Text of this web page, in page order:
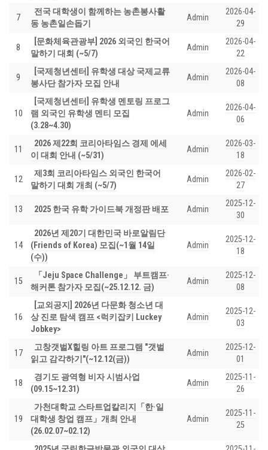
7
전국 대학생이 함께하는 농촌봉사활
동 농촌일손돕기
Admin
2026-04-
29
8
[문화체육관광부] 2026 외국인 한국어
말하기 대회 (~5/7)
Admin
2026-04-
22
9
[국제청년센터] 유학생 대상 국제교류
봉사단 참가자 모집 안내
Admin
2026-04-
08
10
[국제청년센터] 유학생 멘토링 프로그
램 외국인 유학생 멘티 모집
(3.28~4.30)
Admin
2026-04-
06
11
2026 제22회 코리아타임스 경제 에세
이 대회 안내 (~5/31)
Admin
2026-03-
18
12
제3회 코리아타임스 외국인 한국어
말하기 대회 개최 (~5/7)
Admin
2026-02-
27
13 2025 한국 유학 가이드북 개정판 배포 Admin
2025-12-
30
14
2026년 제20기 대한민국 바로알림단
(Friends of Korea) 모집(~1월 14일
(수))
Admin
2025-12-
18
15
「Jeju Space Challenge」 부트캠프·
해커톤 참가자 모집(~25.12.12. 금)
Admin
2025-12-
08
16
[교외공지] 2026년 다문화 청소년 대
상 진로 탐색 캠프 <럭키잡키 Luckey
Jobkey>
Admin
2025-12-
03
17
고창갯벌X힐링 아트 프로그램 "갯벌
읽고 감각하기"(~12.12(금))
Admin
2025-12-
01
18
경기도 광역형 비자 시범사업
(09.15~12.31)
Admin
2025-11-
26
19
가천대학교 스타트업칼리지「한·일
대학생 창업 캠프」개최 안내
(26.02.07~02.12)
Admin
2025-11-
25